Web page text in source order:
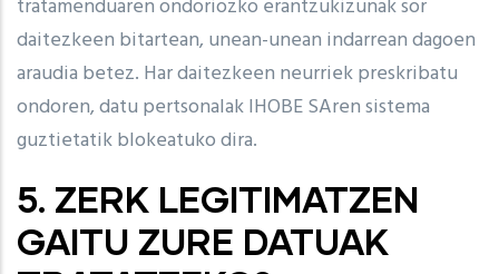
tratamenduaren ondoriozko erantzukizunak sor
daitezkeen bitartean, unean-unean indarrean dagoen
araudia betez. Har daitezkeen neurriek preskribatu
ondoren, datu pertsonalak IHOBE SAren sistema
guztietatik blokeatuko dira.
5. ZERK LEGITIMATZEN
GAITU ZURE DATUAK